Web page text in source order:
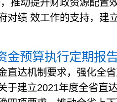
推动提升财政资源配置
对绩 效工作的支持，建
金预算执行定期报
直达机制要求，强化全
于建立2021年度全省直